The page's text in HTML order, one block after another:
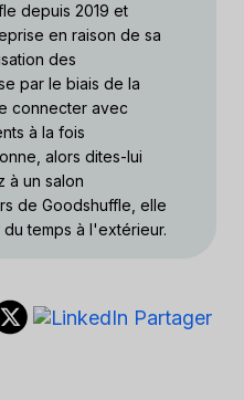
depuis 2019 et
en raison de sa
des
par le biais de la
connecter avec
à la fois
alors dites-lui
à un salon
de Goodshuffle, elle
temps à l'extérieur.